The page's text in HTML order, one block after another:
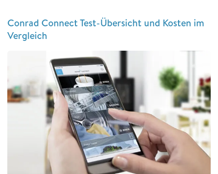
Conrad Connect Test-Übersicht und Kosten im
Vergleich